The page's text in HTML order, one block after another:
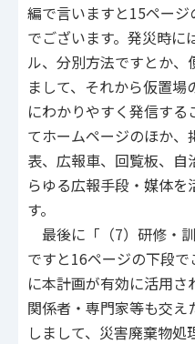
編で言いますと15ペー
でございます。発災時に
ル、分別方法ですとか、
まして、それから仮置
にわかりやすく発信する
てホームページのほか
表、広報車、回覧板、自
らゆる広報手段・媒体を
す。
最後に「（7）研修・
ですと16ページの下段
に本計画が有効に活用さ
関係者・専門家等も交
しまして、災害廃棄物